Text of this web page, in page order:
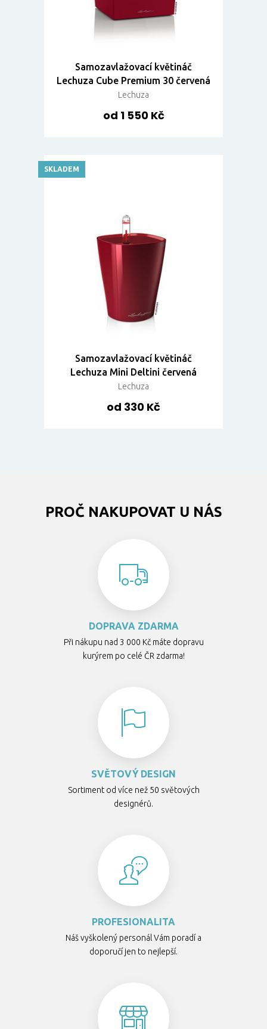
Samozavlažovací květináč
Lechuza Cube Premium 30 červená
Lechuza
od 1 550 Kč
Samozavlažovací květináč
Lechuza Mini Deltini červená
Lechuza
od 330 Kč
SKLADEM
PROČ NAKUPOVAT U NÁS
DOPRAVA ZDARMA
Při nákupu nad 3 000 Kč máte dopravu
kurýrem po celé ČR zdarma!
SVĚTOVÝ DESIGN
Sortiment od více než 50 světových
designérů.
PROFESIONALITA
Náš vyškolený personál Vám poradí a
doporučí jen to nejlepší.